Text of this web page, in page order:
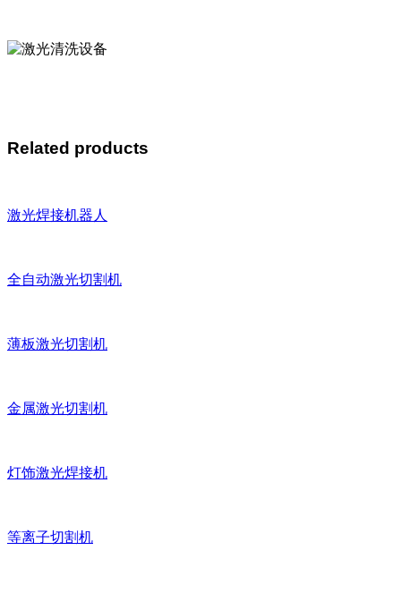
Related products
激光焊接机器人
全自动激光切割机
薄板激光切割机
金属激光切割机
灯饰激光焊接机
等离子切割机